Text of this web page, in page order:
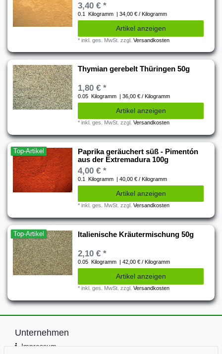
3,40 € *
0.1 Kilogramm | 34,00 € / Kilogramm
Artikel anzeigen
*inkl. ges. MwSt. zzgl.Versandkosten
Thymian gerebelt Thüringen 50g
1,80 € *
0.05 Kilogramm | 36,00 € / Kilogramm
Artikel anzeigen
*inkl. ges. MwSt. zzgl.Versandkosten
Top-Artikel
Paprika geräuchert süß - Pimentón
aus der Extremadura 100g
4,00 € *
0.1 Kilogramm | 40,00 € / Kilogramm
Artikel anzeigen
*inkl. ges. MwSt. zzgl.Versandkosten
Top-Artikel Italienische Kräutermischung 50g
2,10 € *
0.05 Kilogramm | 42,00 € / Kilogramm
Artikel anzeigen
*inkl. ges. MwSt. zzgl.Versandkosten
Unternehmen
Impressum